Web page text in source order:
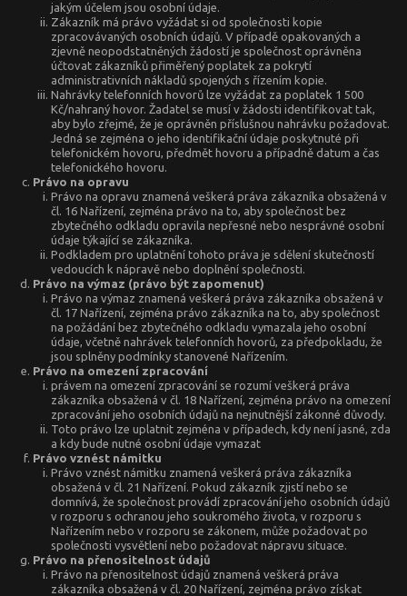
jakým účelem jsou osobní údaje.
Zákazník má právo vyžádat si od společnosti kopie
zpracovávaných osobních údajů. V případě opakovaných a
zjevně neopodstatněných žádostí je společnost oprávněna
účtovat zákazníků přiměřený poplatek za pokrytí
administrativních nákladů spojených s řízením kopie.
Nahrávky telefonních hovorů lze vyžádat za poplatek 1 500
Kč/nahraný hovor. Žadatel se musí v žádosti identifikovat tak,
aby bylo zřejmé, že je oprávněn příslušnou nahrávku požadovat.
Jedná se zejména o jeho identifikační údaje poskytnuté při
telefonickém hovoru, předmět hovoru a případně datum a čas
telefonického hovoru.
Právo na opravu
Právo na opravu znamená veškerá práva zákazníka obsažená v
čl. 16 Nařízení, zejména právo na to, aby společnost bez
zbytečného odkladu opravila nepřesné nebo nesprávné osobní
údaje týkající se zákazníka.
Podkladem pro uplatnění tohoto práva je sdělení skutečností
vedoucích k nápravě nebo doplnění společnosti.
Právo na výmaz (právo být zapomenut)
Právo na výmaz znamená veškerá práva zákazníka obsažená v
čl. 17 Nařízení, zejména právo zákazníka na to, aby společnost
na požádání bez zbytečného odkladu vymazala jeho osobní
údaje, včetně nahrávek telefonních hovorů, za předpokladu, že
jsou splněny podmínky stanovené Nařízením.
Právo na omezení zpracování
právem na omezení zpracování se rozumí veškerá práva
zákazníka obsažená v čl. 18 Nařízení, zejména právo na omezení
zpracování jeho osobních údajů na nejnutnější zákonné důvody.
Toto právo lze uplatnit zejména v případech, kdy není jasné, zda
a kdy bude nutné osobní údaje vymazat
Právo vznést námitku
Právo vznést námitku znamená veškerá práva zákazníka
obsažená v čl. 21 Nařízení. Pokud zákazník zjistí nebo se
domnívá, že společnost provádí zpracování jeho osobních údajů
v rozporu s ochranou jeho soukromého života, v rozporu s
Nařízením nebo v rozporu se zákonem, může požadovat po
společnosti vysvětlení nebo požadovat nápravu situace.
Právo na přenositelnost údajů
Právo na přenositelnost údajů znamená veškerá práva
zákazníka obsažená v čl. 20 Nařízení, zejména právo získat